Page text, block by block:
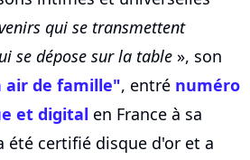
qui se transmettent
se dépose sur la table », son
air de famille", entré numéro
et digital en France à sa
été certifié disque d'or et a